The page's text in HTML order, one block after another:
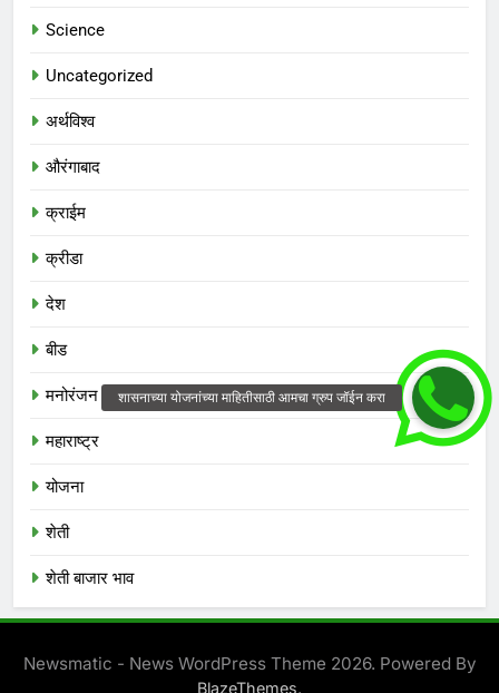
Science
Uncategorized
अर्थविश्व
औरंगाबाद
क्राईम
क्रीडा
देश
बीड
मनोरंजन
महाराष्ट्र
योजना
शेती
शेती बाजार भाव
Newsmatic - News WordPress Theme 2026. Powered By
BlazeThemes.